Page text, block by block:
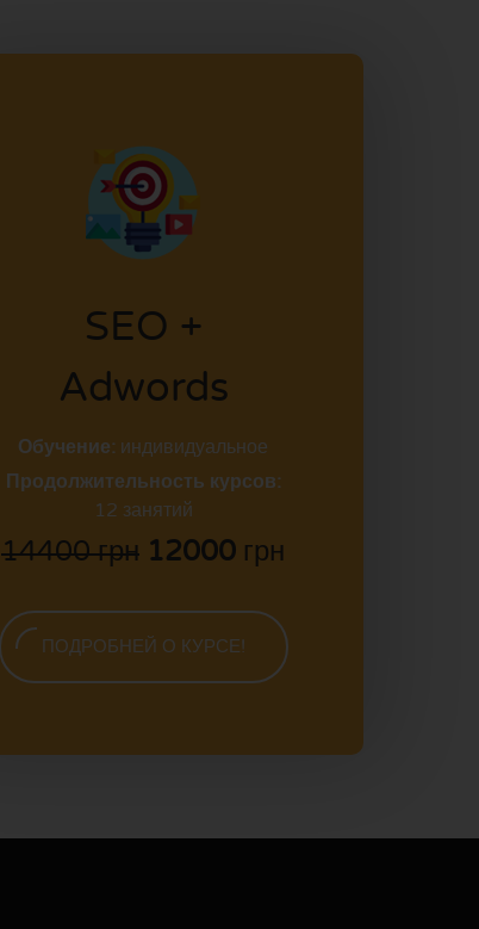
SEO +
Adwords
Обучение: индивидуальное
Продолжительность курсов:
12 занятий
14400 грн 12000 грн
ПОДРОБНЕЙ О КУРСЕ!